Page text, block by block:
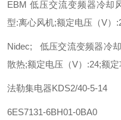
EBM 低压交流变频器冷却
型:离心风机;额定电压（V
Nidec; 低压交流变频器冷
散热;额定电压（V）:24;额
法勒集电器KDS2/40-5-14
6ES7131-6BH01-0BA0